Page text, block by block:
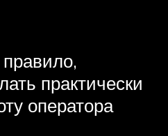
практически
оператора